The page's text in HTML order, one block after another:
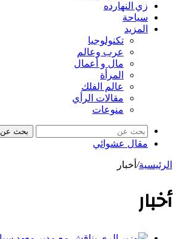
زي النهارده
سياحة
المزيد
تكنولوجيا
عرب وعالم
مال و أعمال
المرأة
عالم الفلك
مقالات الرأي
منوعات
بحث عن
مقال عشوائي
الرئيسية/ أخبار
أخبار